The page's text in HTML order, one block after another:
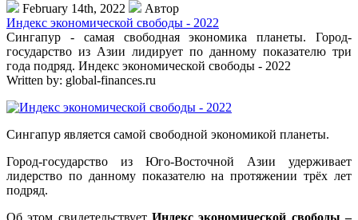
February 14th, 2022
Автор
Индекс экономической свободы - 2022
Сингапур - самая свободная экономика планеты. Город-
государство из Азии лидирует по данному показателю три
года подряд. Индекс экономической свободы - 2022
Written by: global-finances.ru
Сингапур является самой свободной экономикой планеты.
Город-государство из Юго-Восточной Азии удерживает
лидерство по данному показателю на протяжении трёх лет
подряд.
Об этом свидетельствует Индекс экономической свободы –